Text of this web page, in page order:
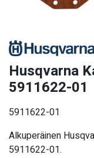
Husqvarna
5911622-01
5911622-01
Alkuperäinen
5911622-01.